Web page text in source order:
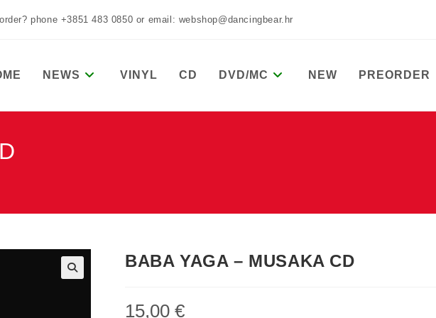
phone +3851 483 0850 or email: webshop@dancingbear.hr
NEWS VINYL CD DVD/MC NEW PREORDER
BABA YAGA – MUSAKA CD
15,00 €